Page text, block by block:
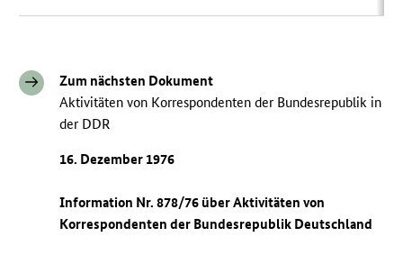
Zum nächsten Dokument
Aktivitäten von Korrespondenten der Bundesrepublik in
der DDR
16. Dezember 1976
Information Nr. 878/76 über Aktivitäten von
Korrespondenten der Bundesrepublik Deutschland